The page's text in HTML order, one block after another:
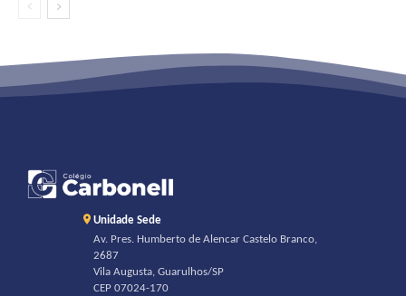
Unidade Sede
Av. Pres. Humberto de Alencar Castelo Branco,
2687
Vila Augusta, Guarulhos/SP
CEP 07024-170